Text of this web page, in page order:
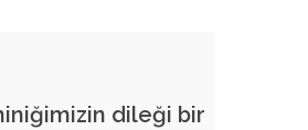
dileği bir